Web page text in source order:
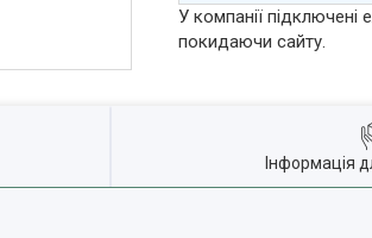
У компанії підключені
покидаючи сайту.
Інформація